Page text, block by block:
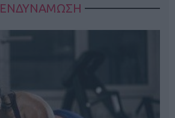
ΕΝΔΥΝΑΜΩΣΗ